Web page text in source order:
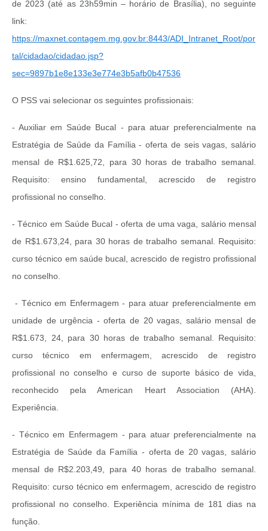
de 2023 (até as 23h59min – horário de Brasília), no seguinte
link:
https://maxnet.contagem.mg.gov.br:8443/ADI_Intranet_Root/por
tal/cidadao/cidadao.jsp?
sec=9897b1e8e133e3e774e3b5afb0b47536
O PSS vai selecionar os seguintes profissionais:
- Auxiliar em Saúde Bucal - para atuar preferencialmente na
Estratégia de Saúde da Família - oferta de seis vagas, salário
mensal de R$1.625,72, para 30 horas de trabalho semanal.
Requisito: ensino fundamental, acrescido de registro
profissional no conselho.
- Técnico em Saúde Bucal - oferta de uma vaga, salário mensal
de R$1.673,24, para 30 horas de trabalho semanal. Requisito:
curso técnico em saúde bucal, acrescido de registro profissional
no conselho.
- Técnico em Enfermagem - para atuar preferencialmente em
unidade de urgência - oferta de 20 vagas, salário mensal de
R$1.673, 24, para 30 horas de trabalho semanal. Requisito:
curso técnico em enfermagem, acrescido de registro
profissional no conselho e curso de suporte básico de vida,
reconhecido pela American Heart Association (AHA).
Experiência.
- Técnico em Enfermagem - para atuar preferencialmente na
Estratégia de Saúde da Família - oferta de 20 vagas, salário
mensal de R$2.203,49, para 40 horas de trabalho semanal.
Requisito: curso técnico em enfermagem, acrescido de registro
profissional no conselho. Experiência mínima de 181 dias na
função.